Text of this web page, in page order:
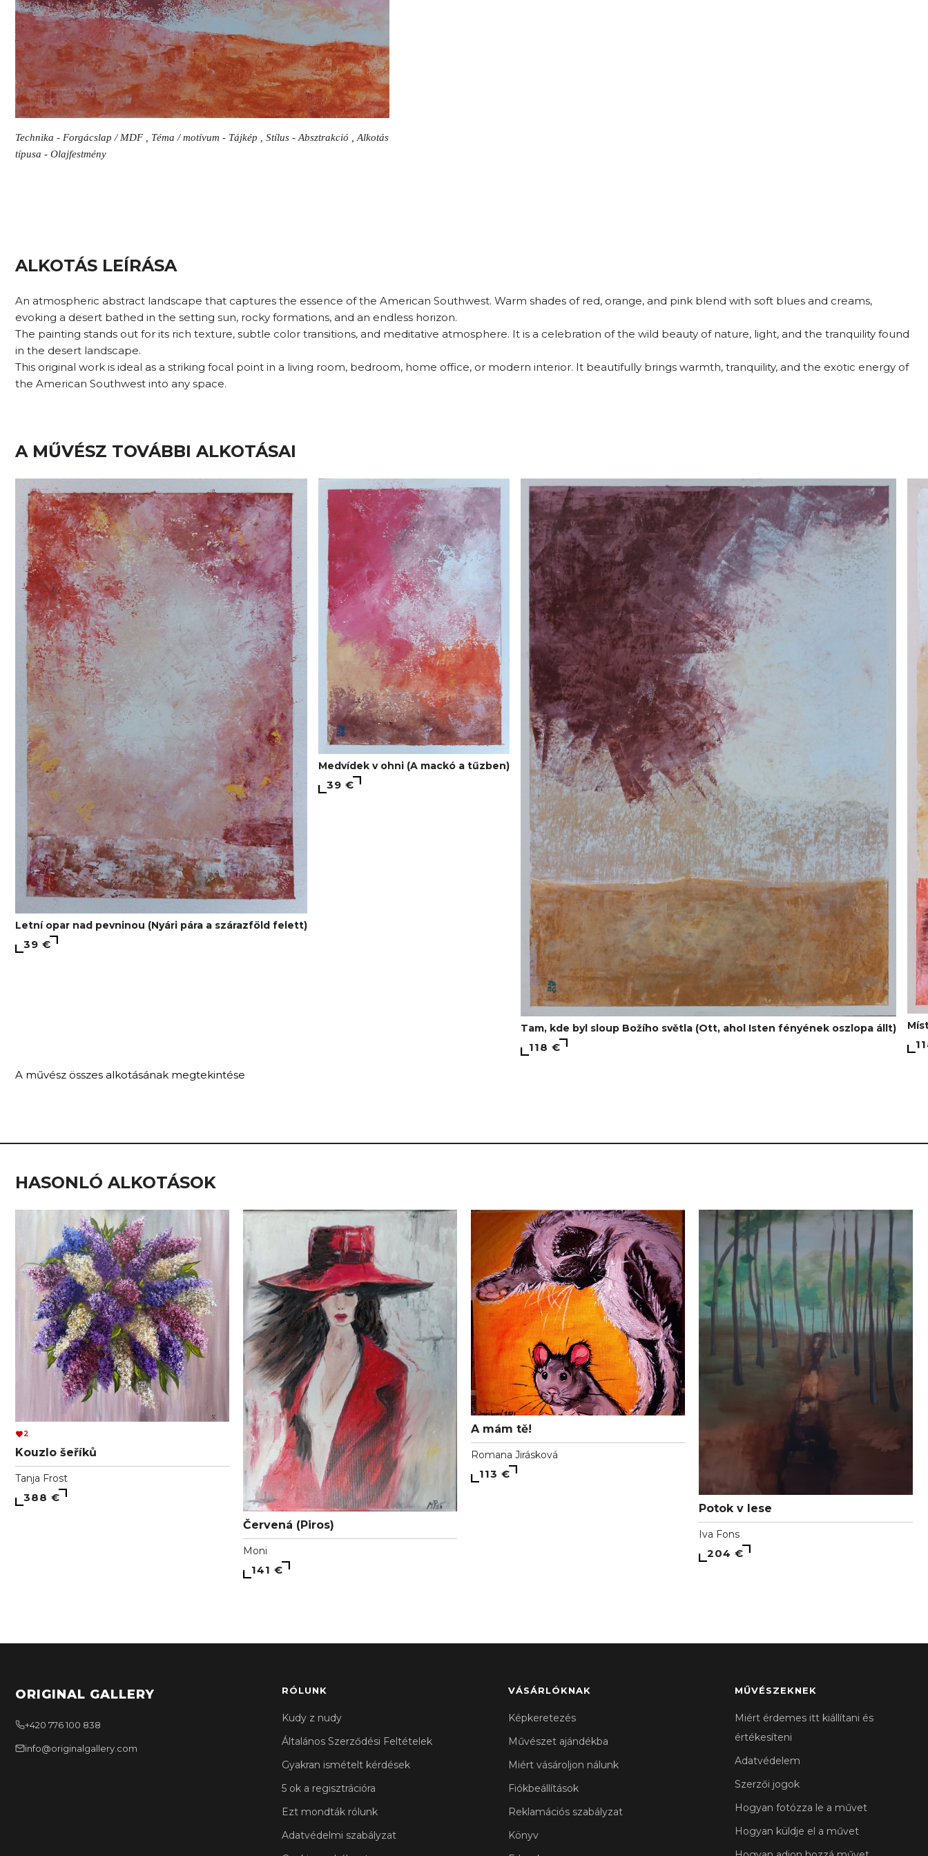
Technika - Forgácslap / MDF , Téma / motívum - Tájkép , Stílus - Absztrakció , Alkotás
típusa - Olajfestmény
ALKOTÁS LEÍRÁSA
An atmospheric abstract landscape that captures the essence of the American Southwest. Warm shades of red, orange, and pink blend with soft blues and creams,
evoking a desert bathed in the setting sun, rocky formations, and an endless horizon.
The painting stands out for its rich texture, subtle color transitions, and meditative atmosphere. It is a celebration of the wild beauty of nature, light, and the tranquility found
in the desert landscape.
This original work is ideal as a striking focal point in a living room, bedroom, home office, or modern interior. It beautifully brings warmth, tranquility, and the exotic energy of
the American Southwest into any space.
A MŰVÉSZ TOVÁBBI ALKOTÁSAI
Letní opar nad pevninou (Nyári pára a szárazföld felett)
39 €
Medvídek v ohni (A mackó a tűzben)
39 €
Tam, kde byl sloup Božího světla (Ott, ahol Isten fényének oszlopa állt)
118 €
A művész összes alkotásának megtekintése
HASONLÓ ALKOTÁSOK
2
Kouzlo šeříků
Tanja Frost
388 €
Červená (Piros)
Moni
141 €
A mám tě!
Romana Jirásková
113 €
Potok v lese
Iva Fons
204 €
ORIGINAL GALLERY
+420 776 100 838
info@originalgallery.com
RÓLUNK
Kudy z nudy
Általános Szerződési Feltételek
Gyakran ismételt kérdések
5 ok a regisztrációra
Ezt mondták rólunk
Adatvédelmi szabályzat
VÁSÁRLÓKNAK
Képkeretezés
Művészet ajándékba
Miért vásároljon nálunk
Fiókbeállítások
Reklamációs szabályzat
Könyv
MŰVÉSZEKNEK
Miért érdemes itt kiállítani és
értékesíteni
Adatvédelem
Szerzői jogok
Hogyan fotózza le a művet
Hogyan küldje el a művet